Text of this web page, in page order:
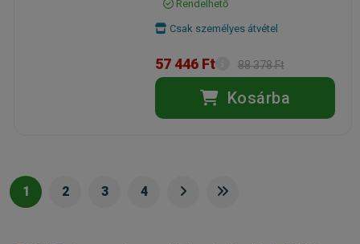
Rendelhető
Csak személyes átvétel
57 446 Ft 88 378 Ft
Kosárba
1 2 3 4